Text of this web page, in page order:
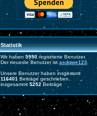
Statistik
Wir haben 5990 registrierte Benutzer.
Der neueste Benutzer istasdqwe123
Unsere Benutzer haben insgesamt
116401 Beiträge geschrieben.
insgesammt 5252 Beiträge